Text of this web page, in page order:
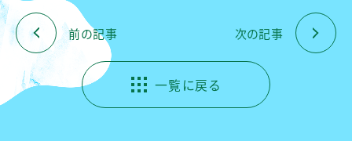
前の記事 次の記事
一覧に戻る